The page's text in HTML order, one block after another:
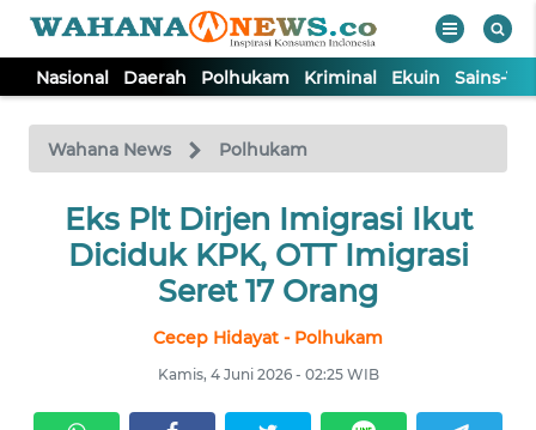
Nasional Daerah Polhukam Kriminal Ekuin Sains-
Wahana News Polhukam
Eks Plt Dirjen Imigrasi Ikut
Diciduk KPK, OTT Imigrasi
Seret 17 Orang
Cecep Hidayat - Polhukam
Kamis, 4 Juni 2026 - 02:25 WIB
TV
Tutup
NASIONAL
KRIMINAL